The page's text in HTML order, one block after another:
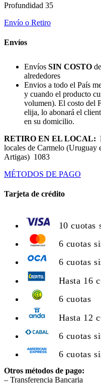
Profundidad 35
Envío o Retiro
Envíos
Envíos SIN COSTO
alrededores
Envios a todo el País
y cuando el producto
volumen). El costo del
elija, lo abonará el
en su domicilio.
RETIRO EN EL LOCAL:
locales de Carmelo (Uruguay
Artigas) 1083
MÉTODOS DE PAGO
Tarjeta de crédito
10 cuotas
6 cuotas
6 cuotas
Hasta 16
6 cuotas
Hasta 12
6 cuotas
6 cuotas
Otros métodos de pago:
– Transferencia Bancaria